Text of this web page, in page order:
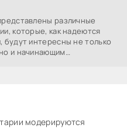
различные
которые, как надеются
будут интересны не только
и начинающим
модерируются